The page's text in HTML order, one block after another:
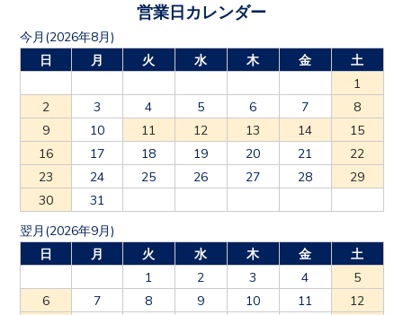
営業日カレンダー
今月(2026年8月)
日
月 火 水 木 金
土
1
2
3 4 5 6 7
8
9
10 11 12 13 14
15
16
17 18 19 20 21
22
23
24 25 26 27 28
29
30
31
翌月(2026年9月)
日
月 火 水 木 金
土
1
2 3 4
5
6
7 8 9 10 11
12